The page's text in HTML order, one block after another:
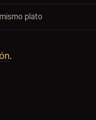
plato
.